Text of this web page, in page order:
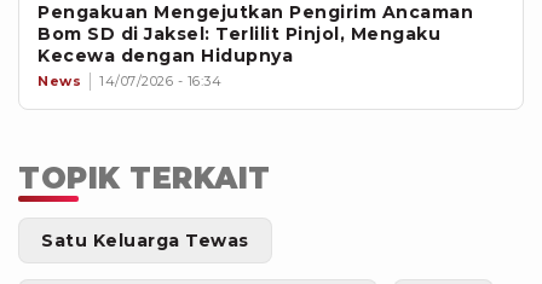
Pengakuan Mengejutkan Pengirim Ancaman
Bom SD di Jaksel: Terlilit Pinjol, Mengaku
Kecewa dengan Hidupnya
News 14/07/2026 - 16:34
TOPIK TERKAIT
Satu Keluarga Tewas